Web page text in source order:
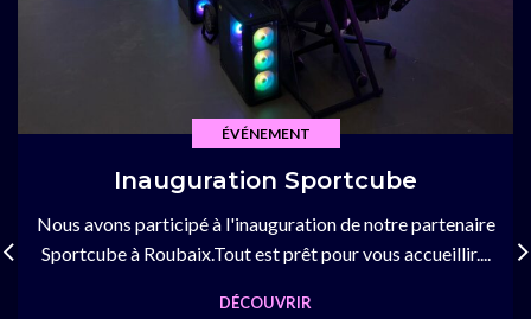
ÉVÉNEMENT
Inauguration Sportcube
Nous avons participé à l'inauguration de notre partenaire
Sportcube à Roubaix.Tout est prêt pour vous accueillir....
DÉCOUVRIR